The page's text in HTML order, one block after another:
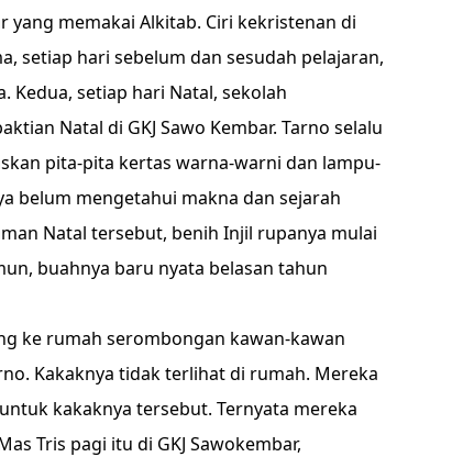
yang memakai Alkitab. Ciri kekristenan di
setiap hari sebelum dan sesudah pelajaran,
setiap hari Natal, sekolah
Natal di GKJ Sawo Kembar. Tarno selalu
pita-pita kertas warna-warni dan lampu-
belum mengetahui makna dan sejarah
Natal tersebut, benih Injil rupanya mulai
buahnya baru nyata belasan tahun
ke rumah serombongan kawan-kawan
Kakaknya tidak terlihat di rumah. Mereka
kakaknya tersebut. Ternyata mereka
Tris pagi itu di GKJ Sawokembar,